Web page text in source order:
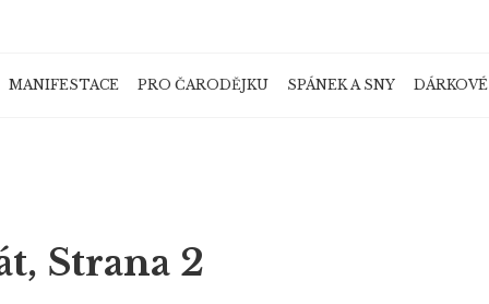
MANIFESTACE PRO ČARODĚJKU SPÁNEK A SNY
, Strana 2